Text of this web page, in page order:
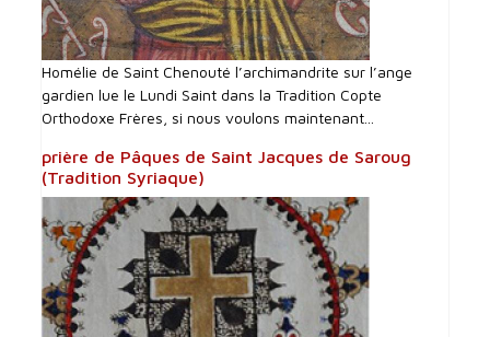
Homélie de Saint Chenouté l’archimandrite sur l’ange
gardien lue le Lundi Saint dans la Tradition Copte
Orthodoxe Frères, si nous voulons maintenant...
prière de Pâques de Saint Jacques de Saroug
(Tradition Syriaque)